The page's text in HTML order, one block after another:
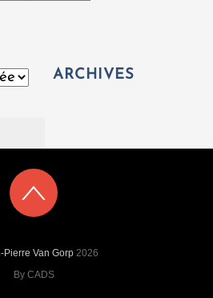
ARCHIVES
Pierre Van Gorp2026
By CADS